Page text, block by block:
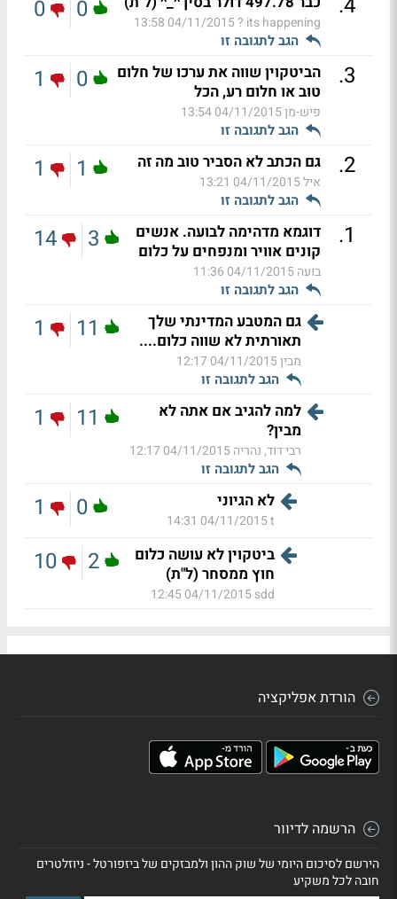
its happening ?
04/11/2015 13:58
הגב לתגובה זו
0
0
3
.
הביטקוין שווה את ערכו של חלום
טוב או חלום רע, הכל
פיש-מן04/11/2015 13:54
הגב לתגובה זו
0
1
2
. גם הכתב לא הסביר טוב מה זה
איל04/11/2015 13:21
הגב לתגובה זו
1
1
1
.
דוגמא מדהימה לבועה. אנשים
קונים אוויר ומנפחים על כלום
בועה04/11/2015 11:36
הגב לתגובה זו
3
14
גם המטבע המדינתי שלך
תאורתית לא שווה כלום....
מבין04/11/2015 12:17
הגב לתגובה זו
11
1
למה להגיב אם אתה לא
מבין?
רבי דוד, נהריה04/11/2015 12:17
הגב לתגובה זו
11
1
לא הגיוני
t
04/11/2015 14:31
0
1
ביטקוין לא עושה כלום
חוץ ממסחר (ל"ת)
sdd
04/11/2015 12:45
2
10
הורדת אפליקציה
הרשמה לדיוור
הירשם לסיכום היומי של שוק ההון ולמבזקים של ביזפורטל - ניוזלטרים
חובה לכל משקיע